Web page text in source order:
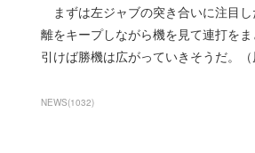
まずは左ジャブの突き合いに注目
離をキープしながら機を見て連打を
引けば勝機は広がっていきそうだ。（
NEWS(1032)